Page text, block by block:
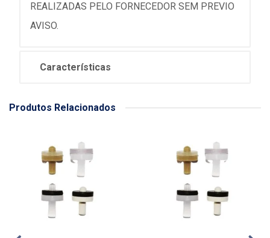
REALIZADAS PELO FORNECEDOR SEM PREVIO
AVISO.
Características
Produtos Relacionados